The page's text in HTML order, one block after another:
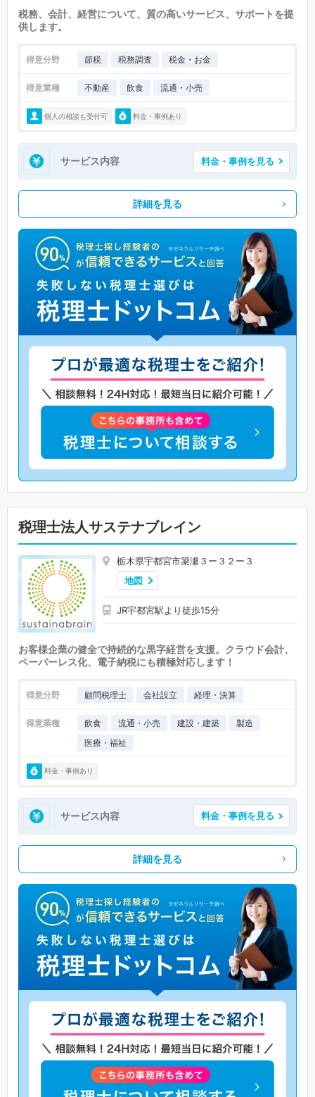
税務、会計、経営について、質の高いサービス、サポートを提
供します。
得意分野 節税 税務調査 税金・お金
得意業種 不動産 飲食 流通・小売
個人の相談も受付可 料金・事例あり
サービス内容 料金・事例を見る
詳細を見る
税理士法人サステナブレイン
栃木県宇都宮市簗瀬３ー３２ー３
地図
JR宇都宮駅より徒歩15分
お客様企業の健全で持続的な黒字経営を支援。クラウド会計、
ペーパーレス化、電子納税にも積極対応します！
得意分野 顧問税理士 会社設立 経理・決算
得意業種 飲食 流通・小売 建設・建築
製造
医療・福祉
料金・事例あり
サービス内容 料金・事例を見る
詳細を見る